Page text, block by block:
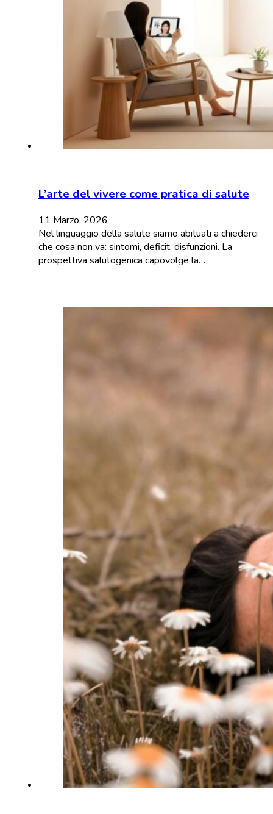
L’arte del vivere come pratica di salute
11 Marzo, 2026
Nel linguaggio della salute siamo abituati a chiederci
che cosa non va: sintomi, deficit, disfunzioni. La
prospettiva salutogenica capovolge la…